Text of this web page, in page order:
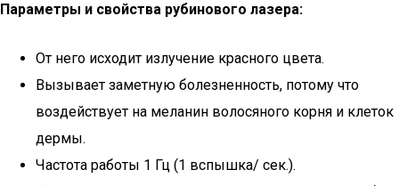
Параметры и свойства рубинового лазера:
От него исходит излучение красного цвета.
Вызывает заметную болезненность, потому что
воздействует на меланин волосяного корня и клеток
дермы.
Частота работы 1 Гц (1 вспышка/ сек.).